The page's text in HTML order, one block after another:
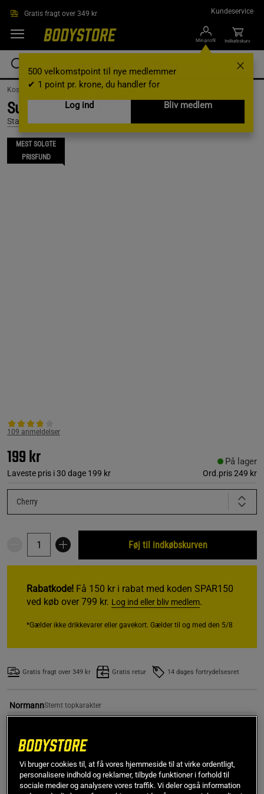
Gratis fragt over 349 kr Kundeservice
Min profil
500 velkomstpoint til nye medlemmer
✔ 1 point pr. krone, du handler for
Log ind
Bliv medlem
Indkøbskurv
Kosttilskud / Pre workout / Komplet PWO
Supreme PWO, Cherry, 250 g
Star Nutrition
MEST SOLGTE
PRISFUND
109 anmeldelser
199 kr
Laveste pris i 30 dage 199 kr Ord.pris249 kr
På lager
Cherry
Føj til indkøbskurven
Rabatkode! Få 150 kr i rabat med koden SPAR150
ved køb over 799 kr. Log ind eller bliv medlem.
*Gælder ikke drikkevarer eller gavekort. Gælder til og med den 5/8
Gratis fragt over 349 kr Gratis retur 14 dages fortrydelsesret
NormannStemt topkarakter
Den smager forfærdelig og syntetisk af h til. Den giver
også en dårlig eftersmag i munde.
Anbefaler ikke.
SKU #6677R | EAN 7340028815433
Vi bruger cookies til, at få vores hjemmeside til at virke ordentligt,
personalisere indhold og reklamer, tilbyde funktioner i forhold til
sociale medier og analysere vores traffik. Vi deler også information